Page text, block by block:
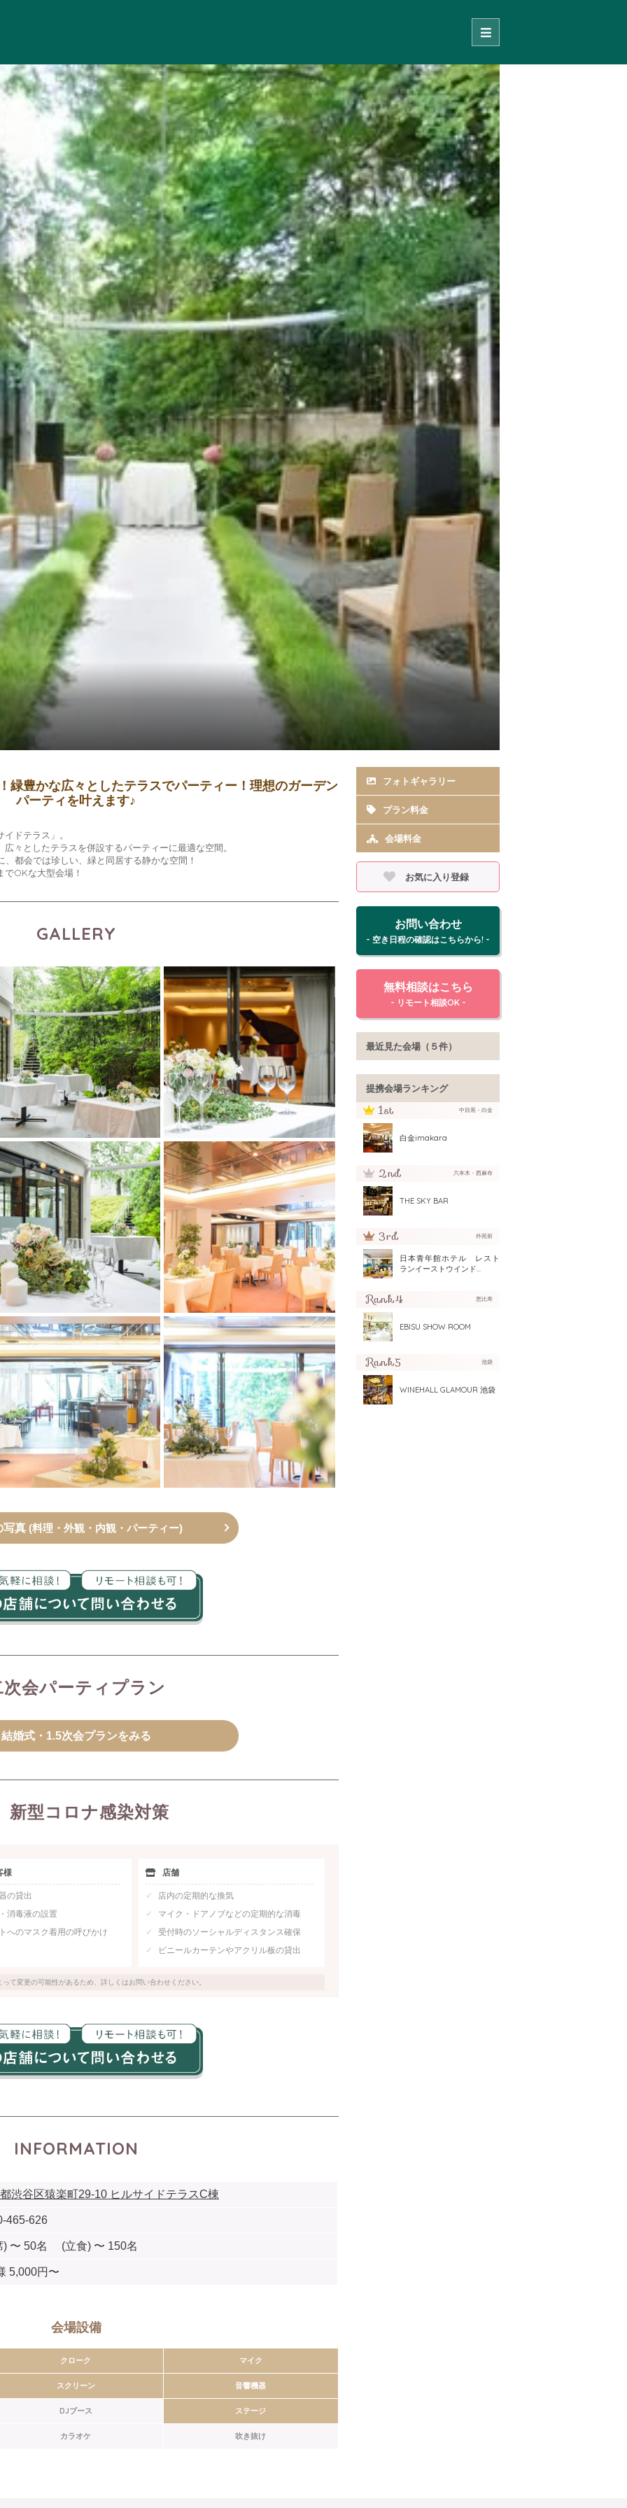
フォトギャラリー
プラン料金
会場料金
お気に入り登録
お問い合わせ
- 空き日程の確認はこちらから! -
無料相談はこちら
- リモート相談OK -
最近見た会場（５件）
提携会場ランキング
中目黒・白金
白金imakara
六本木・西麻布
THE SKY BAR
外苑前
日本青年館ホテル レスト
ランイーストウインド...
恵比寿
EBISU SHOW ROOM
池袋
WINEHALL GLAMOUR 池袋
緑豊かな広々としたテラスでパーティー！理想のガーデン
パーティを叶えます♪
ドテラス」。
々としたテラスを併設するパーティーに最適な空間。
都会では珍しい、緑と同居する静かな空間！
OKな大型会場！
GALLERY
写真 (料理・外観・内観・パーティー)
次会パーティプラン
結婚式・1.5次会プランをみる
新型コロナ感染対策
様
の貸出
消毒液の設置
へのマスク着用の呼びかけ
店舗
店内の定期的な換気
マイク・ドアノブなどの定期的な消毒
受付時のソーシャルディスタンス確保
ビニールカーテンやアクリル板の貸出
て変更の可能性があるため、詳しくはお問い合わせください。
INFORMATION
渋谷区猿楽町29-10 ヒルサイドテラスC棟
465-626
) 〜 50名 (立食) 〜 150名
5,000円〜
会場設備
クローク マイク
スクリーン 音響機器
DJブース ステージ
カラオケ 吹き抜け